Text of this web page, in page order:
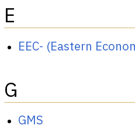
E
EEC- (Eastern
G
GMS